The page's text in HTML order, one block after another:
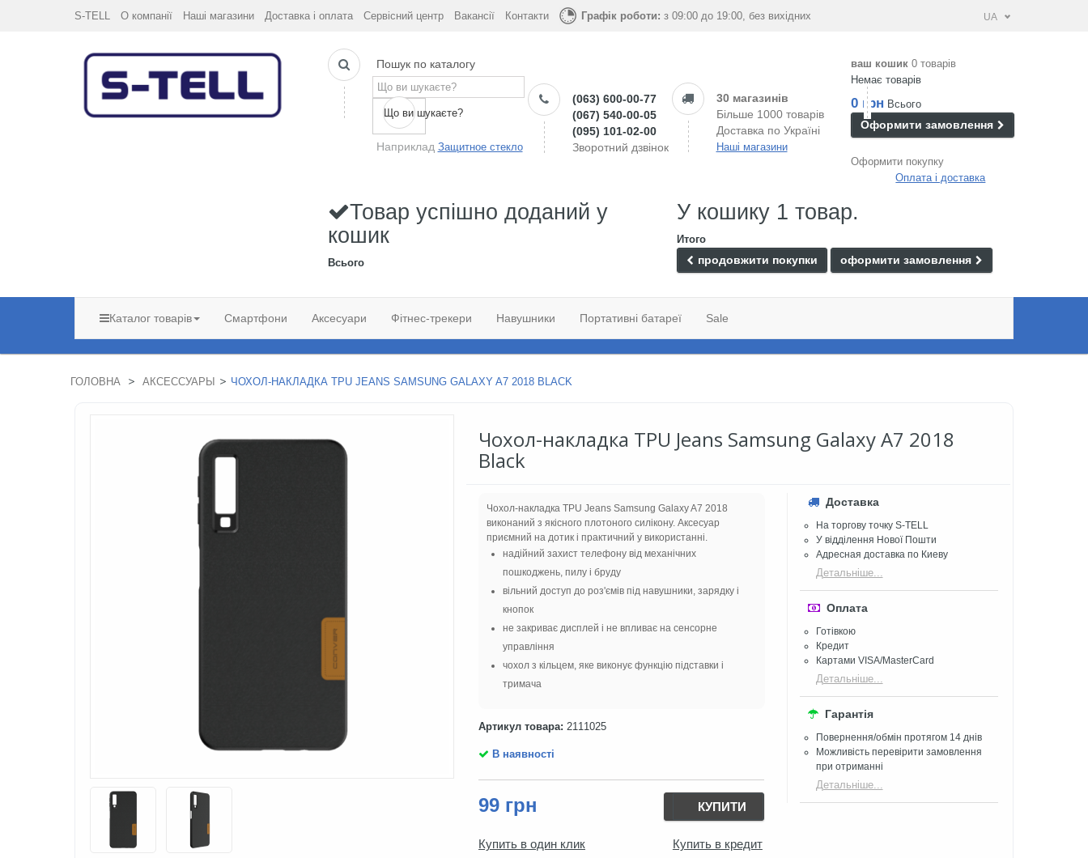
S-TELL О компанії Наші магазини Доставка і оплата Сервісний центр Вакансії Контакти Графік роботи: з 09:00 до 19:00, без вихідних UA
Пошук по каталогу
Що ви шукаєте?
Наприклад Защитное стекло
(063) 600-00-77
(067) 540-00-05
(095) 101-02-00
Зворотний дзвінок
30 магазинів
Більше 1000 товарів
Доставка по Україні
Наші магазини
ваш кошик 0 товарів
Немає товарів
0 грн Всього
Оформити замовлення
Оформити покупку
Оплата і доставка
Товар успішно доданий у
кошик
Всього
У кошику 1 товар.
Итого
продовжити покупки оформити замовлення
Каталог товарів Смартфони Аксесуари Фітнес-трекери Навушники Портативні батареї Sale
ГОЛОВНА > АКСЕССУАРЫ > ЧОХОЛ-НАКЛАДКА TPU JEANS SAMSUNG GALAXY A7 2018 BLACK
Чохол-накладка TPU Jeans Samsung Galaxy A7 2018
Black
Чохол-накладка TPU Jeans Samsung Galaxy A7 2018
виконаний з якісного плотоного силікону. Аксесуар
приємний на дотик і практичний у використанні.
надійний захист телефону від механічних
пошкоджень, пилу і бруду
вільний доступ до роз'ємів під навушники, зарядку і
кнопок
не закриває дисплей і не впливає на сенсорне
управління
чохол з кільцем, яке виконує функцію підставки і
тримача
Артикул товара: 2111025
В наявності
99 грн КУПИТИ
Купить в один клик Купить в кредит
Доставка
На торгову точку S-TELL
У відділення Нової Пошти
Адресная доставка по Киеву
Детальніше...
Оплата
Готівкою
Кредит
Картами VISA/MasterCard
Детальніше...
Гарантія
Повернення/обмін протягом 14 днів
Можливість перевірити замовлення
при отриманні
Детальніше...